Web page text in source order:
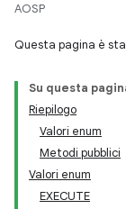
AOSP
Questa pagina è
Su questa
Riepilogo
Valori enum
Metodi pubblici
Valori enum
EXECUTE